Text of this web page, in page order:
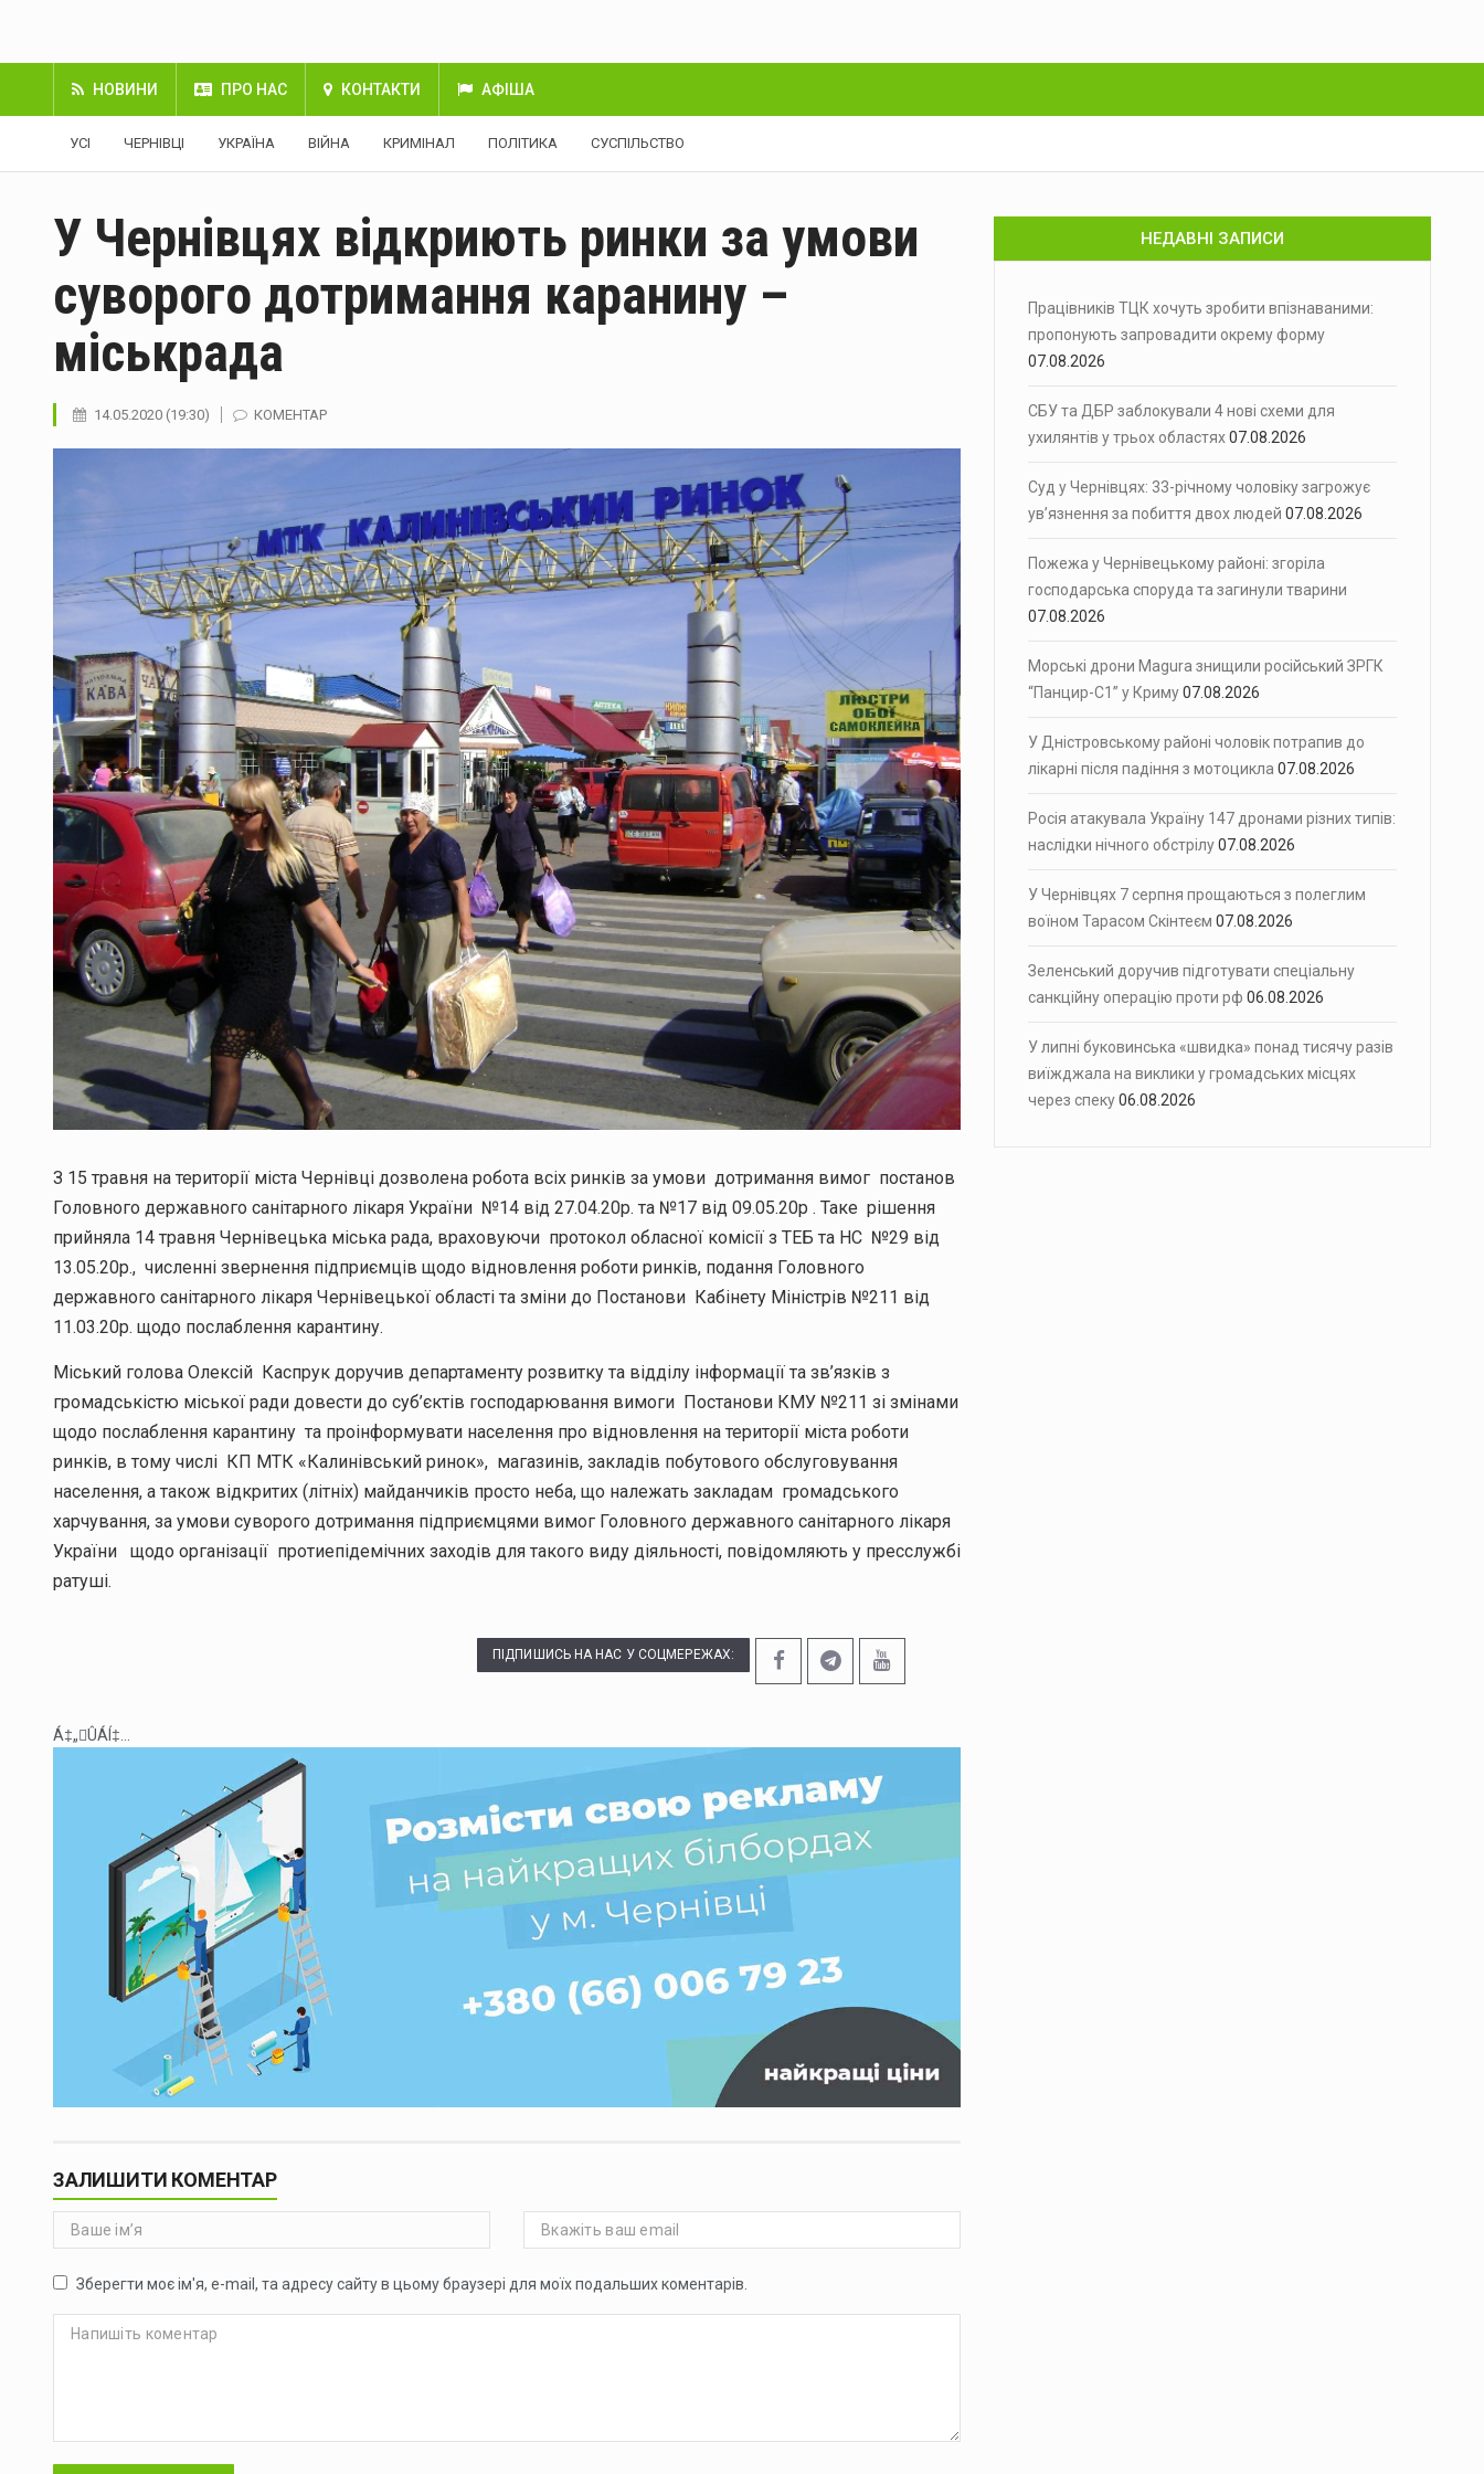
НОВИНИ ПРО НАС КОНТАКТИ АФІША
УСІ ЧЕРНІВЦІ УКРАЇНА ВІЙНА КРИМІНАЛ ПОЛІТИКА СУСПІЛЬСТВО
У Чернівцях відкриють ринки за умови
суворого дотримання каранину –
міськрада
14.05.2020 (19:30) КОМЕНТАР
З 15 травня на території міста Чернівці дозволена робота всіх ринків за умови дотримання вимог постанов
Головного державного санітарного лікаря України №14 від 27.04.20р. та №17 від 09.05.20р . Таке рішення
прийняла 14 травня Чернівецька міська рада, враховуючи протокол обласної комісії з ТЕБ та НС №29 від
13.05.20р., численні звернення підприємців щодо відновлення роботи ринків, подання Головного
державного санітарного лікаря Чернівецької області та зміни до Постанови Кабінету Міністрів №211 від
11.03.20р. щодо послаблення карантину.
Міський голова Олексій Каспрук доручив департаменту розвитку та відділу інформації та зв’язків з
громадськістю міської ради довести до суб’єктів господарювання вимоги Постанови КМУ №211 зі змінами
щодо послаблення карантину та проінформувати населення про відновлення на території міста роботи
ринків, в тому числі КП МТК «Калинівський ринок», магазинів, закладів побутового обслуговування
населення, а також відкритих (літніх) майданчиків просто неба, що належать закладам громадського
харчування, за умови суворого дотримання підприємцями вимог Головного державного санітарного лікаря
України щодо організації протиепідемічних заходів для такого виду діяльності, повідомляють у пресслужбі
ратуші.
ПІДПИШИСЬ НА НАС У СОЦМЕРЕЖАХ:
Á‡„ÛÁÍ‡...
ЗАЛИШИТИ КОМЕНТАР
Зберегти моє ім'я, e-mail, та адресу сайту в цьому браузері для моїх подальших коментарів.
НЕДАВНІ ЗАПИСИ
Працівників ТЦК хочуть зробити впізнаваними:
пропонують запровадити окрему форму
07.08.2026
СБУ та ДБР заблокували 4 нові схеми для
ухилянтів у трьох областях07.08.2026
Суд у Чернівцях: 33-річному чоловіку загрожує
ув’язнення за побиття двох людей 07.08.2026
Пожежа у Чернівецькому районі: згоріла
господарська споруда та загинули тварини
07.08.2026
Морські дрони Magura знищили російський ЗРГК
“Панцир-С1” у Криму07.08.2026
У Дністровському районі чоловік потрапив до
лікарні після падіння з мотоцикла 07.08.2026
Росія атакувала Україну 147 дронами різних типів:
наслідки нічного обстрілу07.08.2026
У Чернівцях 7 серпня прощаються з полеглим
воїном Тарасом Скінтеєм 07.08.2026
Зеленський доручив підготувати спеціальну
санкційну операцію проти рф 06.08.2026
У липні буковинська «швидка» понад тисячу разів
виїжджала на виклики у громадських місцях
через спеку06.08.2026